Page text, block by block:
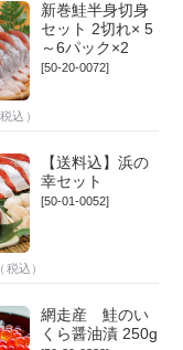
新巻鮭半身切身
セット 2切れ× 5
～6パック×2
[50-20-0072]
込）
【送料込】浜の
幸セット
[50-01-0052]
税込）
網走産 鮭のい
くら醤油漬 250g